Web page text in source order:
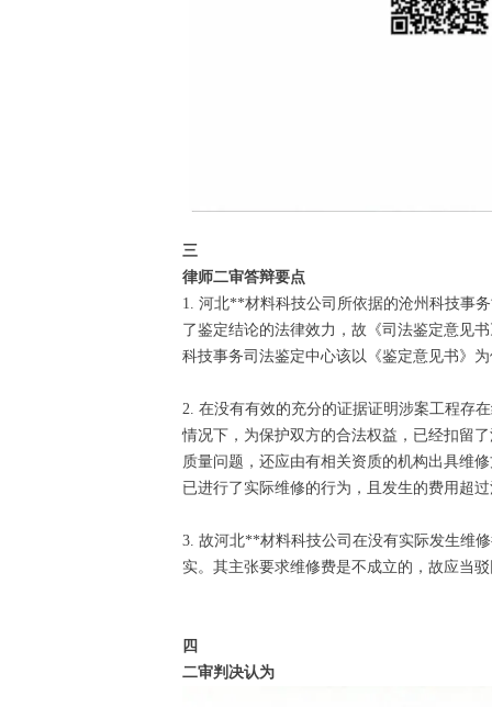
三
律师二审答辩要点
1. 河北**材料科技公司所依据的沧州科技事
了鉴定结论的法律效力，故《司法鉴定意见
科技事务司法鉴定中心该以《鉴定意见书》
2. 在没有有效的充分的证据证明涉案工程存
情况下，为保护双方的合法权益，已经扣留
质量问题，还应由有相关资质的机构出具维
已进行了实际维修的行为，且发生的费用超
3. 故河北**材料科技公司在没有实际发生维
实。其主张要求维修费是不成立的，故应当
四
二审判决认为